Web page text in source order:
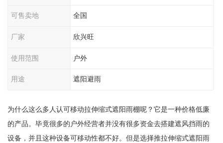
可售卖地 全国
厂家 欣兴旺
使用范围 户外
用途 遮阳避雨
为什么这么多人认可移动拉伸缩式遮阳雨棚呢？它是一种价格低廉
的产品。毕竟很多的户外经营者并没有很多资金去搭建遮风挡雨的
设备，并且这种设备可移动性都不好。但是选择推拉伸缩式遮阳雨